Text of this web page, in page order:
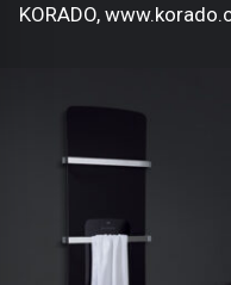
KORADO,